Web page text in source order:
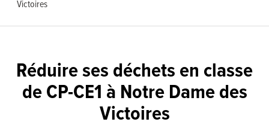
Victoires
Réduire ses déchets en classe
de CP-CE1 à Notre Dame des
Victoires